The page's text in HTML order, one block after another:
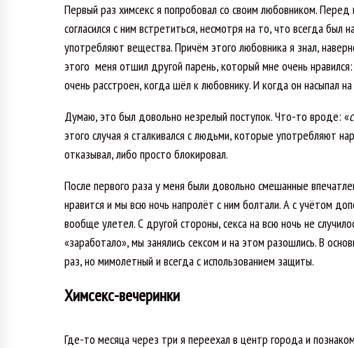
Первый раз химсекс я попробовал со своим любовником.
согласился с ним встретиться, несмотря на то, что всегда
употребляют вещества. Причём этого любовника я знал,
этого меня отшил другой парень, который мне очень
очень расстроен, когда шёл к любовнику. И когда он насыпал
Думаю, это был довольно незрелый поступок. Что-то вроде: «
этого случая я сталкивался с людьми, которые употребляют
отказывал, либо просто блокировал.
После первого раза у меня были довольно смешанные
нравится и мы всю ночь напролёт с ним болтали. А с учётом
вообще улетел. С другой стороны, секса на всю ночь не
«заработало», мы занялись сексом и на этом разошлись. В
раз, но мимолетный и всегда с использованием защиты.
Химсекс-вечеринки
Где-то месяца через три я переехал в центр города и